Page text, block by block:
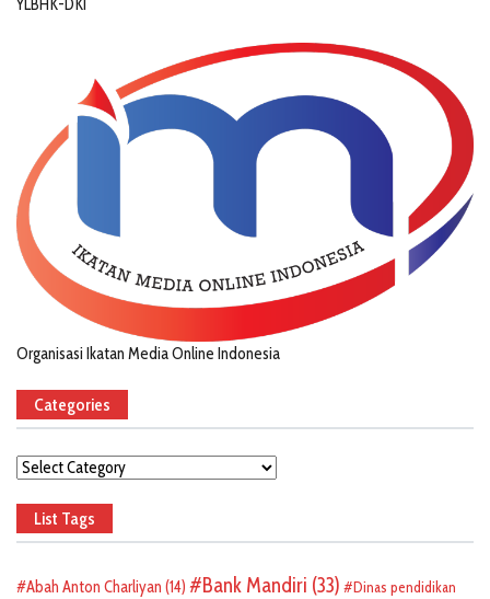
YLBHK-DKI
Organisasi Ikatan Media Online Indonesia
Categories
Categories
List Tags
Abah Anton Charliyan (14) Bank Mandiri (33)
Dinas pendidikan